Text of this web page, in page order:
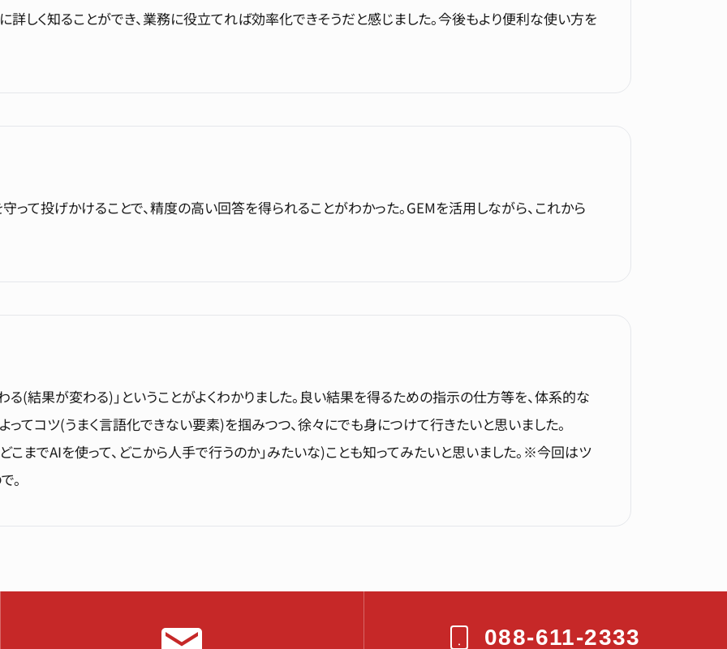
しく知ることができ、業務に役立てれば効率化できそうだと感じました。今後もより便利な使い方を
って投げかけることで、精度の高い回答を得られることがわかった。GEMを活用しながら、これから
(結果が変わる)」ということがよくわかりました。良い結果を得るための指示の仕方等を、体系的な
てコツ(うまく言語化できない要素)を掴みつつ、徐々にでも身につけて行きたいと思いました。
こまでAIを使って、どこから人手で行うのか」みたいな)ことも知ってみたいと思いました。※今回はツ
。
088-611-2333